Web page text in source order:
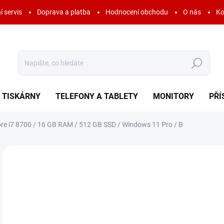
servis Doprava a platba Hodnocení obchodu O nás
Hledat
TISKÁRNY TELEFONY A TABLETY MONITORY
i7 8700 / 16 GB RAM / 512 GB SSD / Windows 11 Pro / B